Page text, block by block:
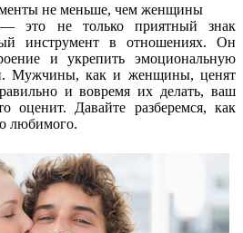
не меньше, чем женщины
это не только приятный знак
инструмент в отношениях. Он
и укрепить эмоциональную
Мужчины, как и женщины, ценят
и вовремя их делать, ваш
оценит. Давайте разберемся, как
любимого.